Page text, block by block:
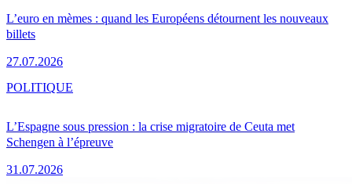
L’euro en mèmes : quand les Européens détournent les nouveaux
billets
27.07.2026
L’Espagne sous pression : la crise migratoire de Ceuta met
Schengen à l’épreuve
31.07.2026
POLITIQUE